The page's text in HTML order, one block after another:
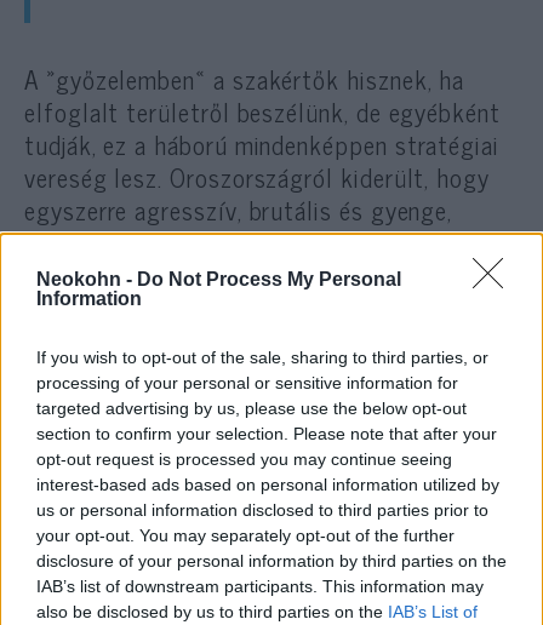
Neokohn - Do Not Process My Personal
Information
If you wish to opt-out of the sale, sharing to third parties, or
processing of your personal or sensitive information for
targeted advertising by us, please use the below opt-out
section to confirm your selection. Please note that after your
opt-out request is processed you may continue seeing
interest-based ads based on personal information utilized by
us or personal information disclosed to third parties prior to
your opt-out. You may separately opt-out of the further
disclosure of your personal information by third parties on the
IAB’s list of downstream participants. This information may
also be disclosed by us to third parties on the IAB’s List of
A »győzelemben« a szakértők hisznek, ha
elfoglalt területről beszélünk, de egyébként
tudják, ez a háború mindenképpen stratégiai
vereség lesz. Oroszországról kiderült, hogy
egyszerre agresszív, brutális és gyenge,
tényleg nem értem, ezen mit lehet tisztelni.
Ukrajnát, át tudom érezni, nincs
rajta sok szeretni valónk, de
senki ne éljen illúzióban
Oroszországról.”
Demkó: Nincs erkölcsi határ,